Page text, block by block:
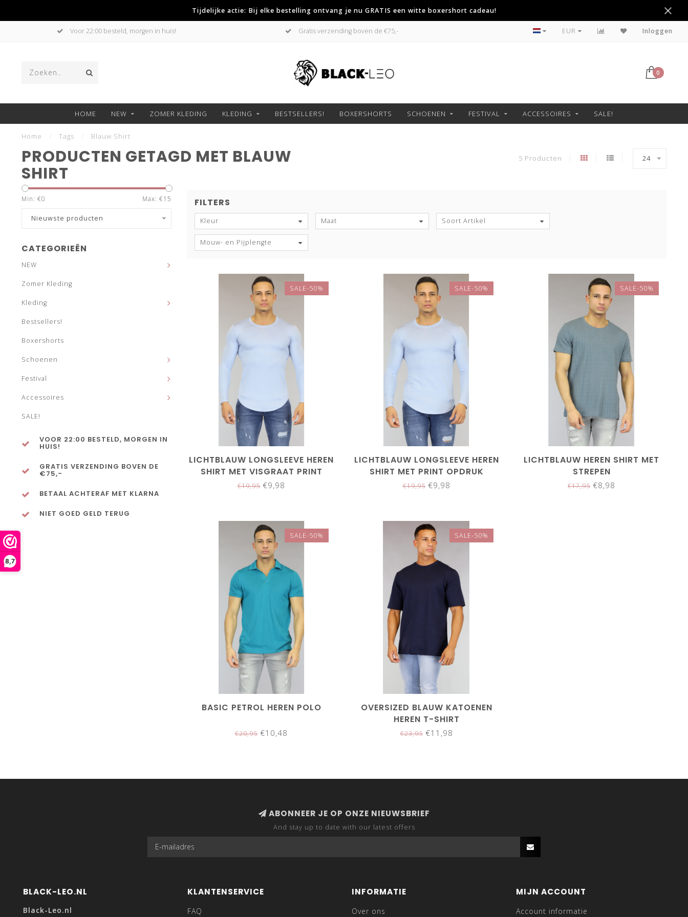
8,7
Tijdelijke actie: Bij elke bestelling ontvang je nu GRATIS een witte boxershort cadeau!
Voor 22:00 besteld, morgen in huis! Gratis verzending boven de €75,- Betaal achteraf met Klarna
EUR Inloggen
0
HOME NEW ZOMER KLEDING KLEDING BESTSELLERS! BOXERSHORTS SCHOENEN FESTIVAL ACCESSOIRES SALE!
Home Tags Blauw Shirt
PRODUCTEN GETAGD MET BLAUW
SHIRT
5 Producten 24
Min: €0 Max: €15
Nieuwste producten
CATEGORIEËN
NEW
Zomer Kleding
Kleding
Bestsellers!
Boxershorts
Schoenen
Festival
Accessoires
SALE!
VOOR 22:00 BESTELD, MORGEN IN
HUIS!
GRATIS VERZENDING BOVEN DE
€75,-
BETAAL ACHTERAF MET KLARNA
NIET GOED GELD TERUG
FILTERS
Kleur Maat Soort Artikel
Mouw- en Pijplengte
SALE-50%
LICHTBLAUW LONGSLEEVE HEREN
SHIRT MET VISGRAAT PRINT
€19,95€9,98
SALE-50%
LICHTBLAUW LONGSLEEVE HEREN
SHIRT MET PRINT OPDRUK
€19,95€9,98
SALE-50%
LICHTBLAUW HEREN SHIRT MET
STREPEN
€17,95€8,98
SALE-50%
BASIC PETROL HEREN POLO
€20,95€10,48
SALE-50%
OVERSIZED BLAUW KATOENEN
HEREN T-SHIRT
€23,95€11,98
ABONNEER JE OP ONZE NIEUWSBRIEF
And stay up to date with our latest offers
BLACK-LEO.NL
Black-Leo.nl
KLANTENSERVICE
FAQ
INFORMATIE
Over ons
MIJN ACCOUNT
Account informatie